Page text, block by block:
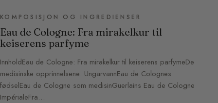
KOMPOSISJON OG INGREDIENSER
Eau de Cologne: Fra mirakelkur til
keiserens parfyme
InnholdEau de Cologne: Fra mirakelkur til keiserens parfymeDe
medisinske opprinnelsene: UngarvannEau de Colognes
fødselEau de Cologne som medisinGuerlains Eau de Cologne
ImpérialeFra…